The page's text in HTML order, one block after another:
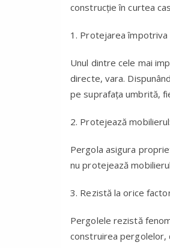
construcţie în curtea
1. Protejarea
Unul dintre cele mai
directe, vara.
pe suprafaţa umbrită,
2. Protejează mobilierul:
Pergola asigura
nu protejează
3. Rezistă la orice
Pergolele rezistă
construirea pergolelor,